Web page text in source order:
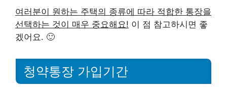
여러분이 원하는 주택의 종류에 따라 적합한 통장을
선택하는 것이 매우 중요해요! 이 점 참고하시면 좋
겠어요. 🙂
청약통장 가입기간